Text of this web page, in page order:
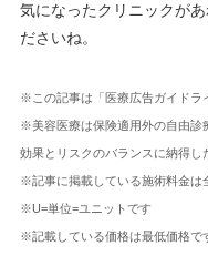
気になったクリニックが
ださいね。
※この記事は「医療広告ガイドラ
※美容医療は保険適用外の自由診
効果とリスクのバランスに納得し
※記事に掲載している施術料金は
※U=単位=ユニットです
※記載している価格は最低価格で